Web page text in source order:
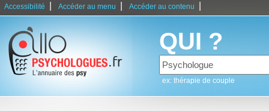
Accessibilité Accéder au menu Accéder au contenu
QUI ?
ex: thérapie de couple